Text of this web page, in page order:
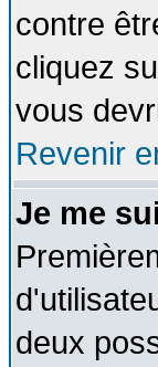
contre
cliquez
vous
Revenir
Je me
deux